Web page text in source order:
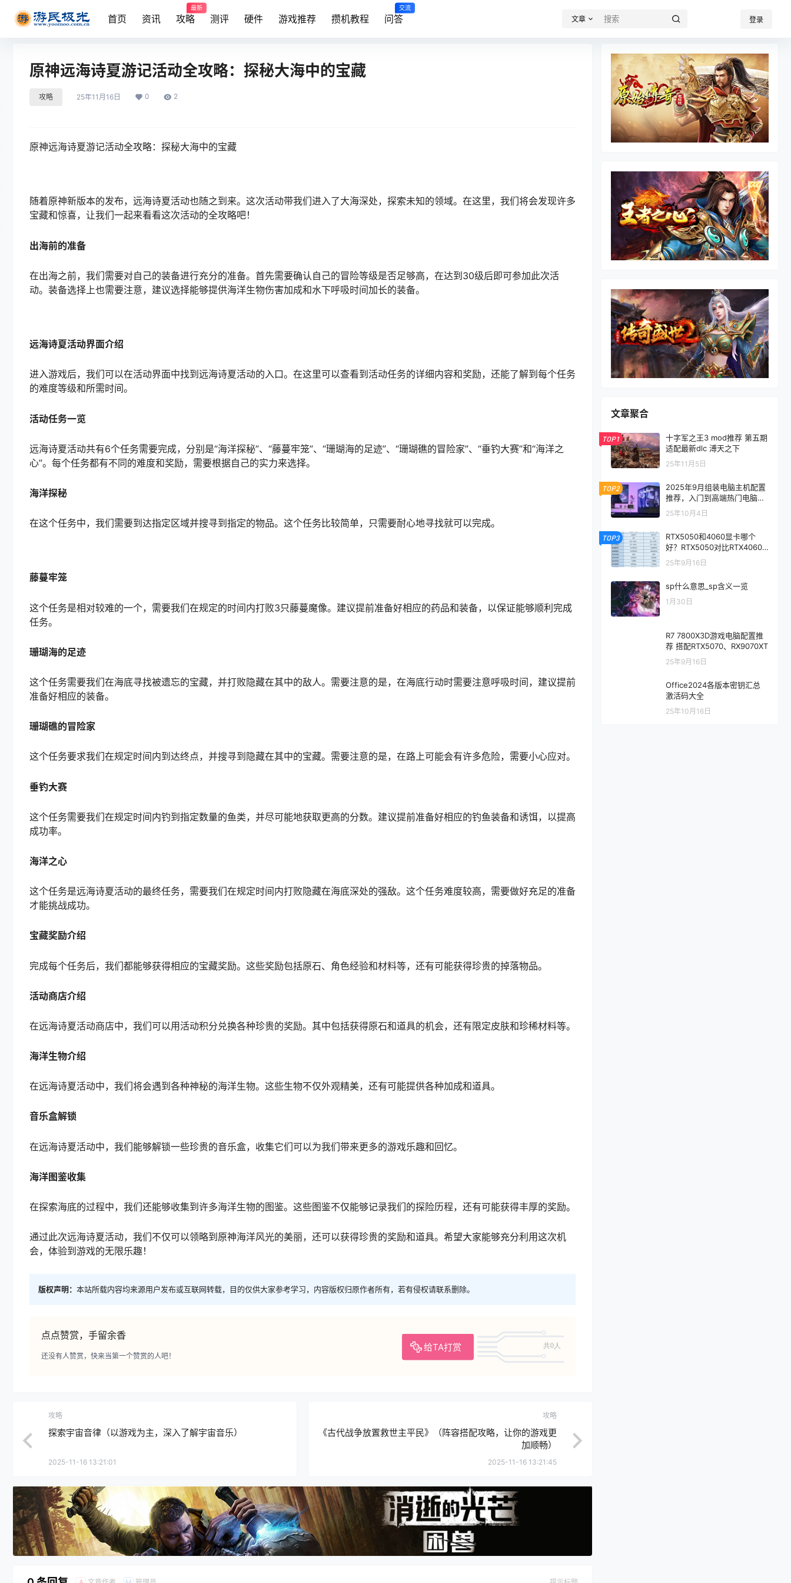
首页 资讯 攻略
最新
测评 硬件 游戏推荐 攒机教程 问答
交流
文章 登录
原神远海诗夏游记活动全攻略：探秘大海中的宝藏
攻略 25年11月16日 0 2
原神远海诗夏游记活动全攻略：探秘大海中的宝藏
随着原神新版本的发布，远海诗夏活动也随之到来。这次活动带我们进入了大海深处，探索未知的领域。在这里，我们将会发现许多
宝藏和惊喜，让我们一起来看看这次活动的全攻略吧！
出海前的准备
在出海之前，我们需要对自己的装备进行充分的准备。首先需要确认自己的冒险等级是否足够高，在达到30级后即可参加此次活
动。装备选择上也需要注意，建议选择能够提供海洋生物伤害加成和水下呼吸时间加长的装备。
远海诗夏活动界面介绍
进入游戏后，我们可以在活动界面中找到远海诗夏活动的入口。在这里可以查看到活动任务的详细内容和奖励，还能了解到每个任务
的难度等级和所需时间。
活动任务一览
远海诗夏活动共有6个任务需要完成，分别是“海洋探秘”、“藤蔓牢笼”、“珊瑚海的足迹”、“珊瑚礁的冒险家”、“垂钓大赛”和“海洋之
心”。每个任务都有不同的难度和奖励，需要根据自己的实力来选择。
海洋探秘
在这个任务中，我们需要到达指定区域并搜寻到指定的物品。这个任务比较简单，只需要耐心地寻找就可以完成。
藤蔓牢笼
这个任务是相对较难的一个，需要我们在规定的时间内打败3只藤蔓魔像。建议提前准备好相应的药品和装备，以保证能够顺利完成
任务。
珊瑚海的足迹
这个任务需要我们在海底寻找被遗忘的宝藏，并打败隐藏在其中的敌人。需要注意的是，在海底行动时需要注意呼吸时间，建议提前
准备好相应的装备。
珊瑚礁的冒险家
这个任务要求我们在规定时间内到达终点，并搜寻到隐藏在其中的宝藏。需要注意的是，在路上可能会有许多危险，需要小心应对。
垂钓大赛
这个任务需要我们在规定时间内钓到指定数量的鱼类，并尽可能地获取更高的分数。建议提前准备好相应的钓鱼装备和诱饵，以提高
成功率。
海洋之心
这个任务是远海诗夏活动的最终任务，需要我们在规定时间内打败隐藏在海底深处的强敌。这个任务难度较高，需要做好充足的准备
才能挑战成功。
宝藏奖励介绍
完成每个任务后，我们都能够获得相应的宝藏奖励。这些奖励包括原石、角色经验和材料等，还有可能获得珍贵的掉落物品。
活动商店介绍
在远海诗夏活动商店中，我们可以用活动积分兑换各种珍贵的奖励。其中包括获得原石和道具的机会，还有限定皮肤和珍稀材料等。
海洋生物介绍
在远海诗夏活动中，我们将会遇到各种神秘的海洋生物。这些生物不仅外观精美，还有可能提供各种加成和道具。
音乐盒解锁
在远海诗夏活动中，我们能够解锁一些珍贵的音乐盒，收集它们可以为我们带来更多的游戏乐趣和回忆。
海洋图鉴收集
在探索海底的过程中，我们还能够收集到许多海洋生物的图鉴。这些图鉴不仅能够记录我们的探险历程，还有可能获得丰厚的奖励。
通过此次远海诗夏活动，我们不仅可以领略到原神海洋风光的美丽，还可以获得珍贵的奖励和道具。希望大家能够充分利用这次机
会，体验到游戏的无限乐趣！
版权声明： 本站所载内容均来源用户发布或互联网转载，目的仅供大家参考学习，内容版权归原作者所有，若有侵权请联系删除。
点点赞赏，手留余香
给TA打赏 共0人
还没有人赞赏，快来当第一个赞赏的人吧！
攻略
探索宇宙音律（以游戏为主，深入了解宇宙音乐）
2025-11-16 13:21:01
攻略
《古代战争放置救世主平民》（阵容搭配攻略，让你的游戏更
加顺畅）
2025-11-16 13:21:45
文章聚合
TOP1
十字军之王3 mod推荐 第五期
适配最新dlc 溥天之下
25年11月5日
TOP2
2025年9月组装电脑主机配置
推荐，入门到高端热门电脑配
置方案
25年10月4日
TOP3
RTX5050和4060显卡哪个
好？RTX5050对比RTX4060/
5060性能评测
25年9月16日
sp什么意思_sp含义一览
1月30日
R7 7800X3D游戏电脑配置推
荐 搭配RTX5070、RX9070XT
25年9月16日
Office2024各版本密钥汇总
激活码大全
25年10月16日